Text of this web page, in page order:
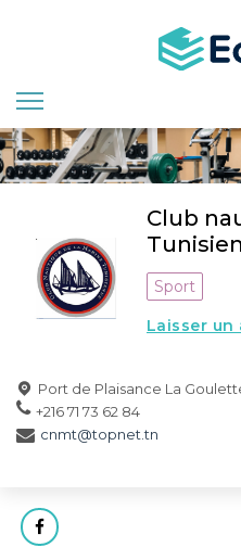
principal
Club
Sport
Laisser un
Port de Plaisance La
+216 71 73 62 84
cnmt@topnet.tn